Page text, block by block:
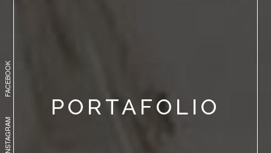
PORTAFOLIO
FACEBOOK
INSTAGRAM